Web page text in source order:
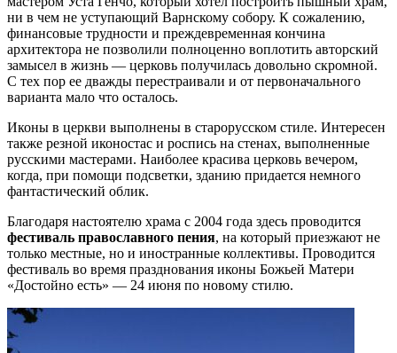
ни в чем не уступающий Варнскому собору. К сожалению,
финансовые трудности и преждевременная кончина
архитектора не позволили полноценно воплотить авторский
замысел в жизнь — церковь получилась довольно скромной.
С тех пор ее дважды перестраивали и от первоначального
варианта мало что осталось.
Иконы в церкви выполнены в старорусском стиле. Интересен
также резной иконостас и роспись на стенах, выполненные
русскими мастерами. Наиболее красива церковь вечером,
когда, при помощи подсветки, зданию придается немного
фантастический облик.
Благодаря настоятелю храма с 2004 года здесь проводится
фестиваль православного пения, на который приезжают не
только местные, но и иностранные коллективы. Проводится
фестиваль во время празднования иконы Божьей Матери
«Достойно есть» — 24 июня по новому стилю.